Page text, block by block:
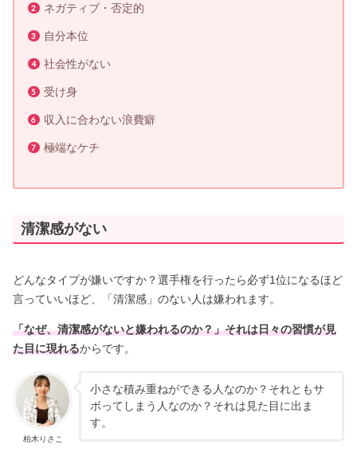
ネガティブ・否定的
自分本位
社会性がない
受け身
収入に合わない浪費癖
極端なケチ
清潔感がない
どんなタイプが嫌いですか？選手権を行ったら必ず1位になるほど
言っていいほど、「清潔感」のない人は嫌われます。
「なぜ、清潔感がないと嫌われるのか？」それは日々の習慣が見
た目に現れるからです。
柏木りさこ
小さな積み重ねができる人なのか？それともサ
ボってしまう人なのか？それは見た目に出ま
す。